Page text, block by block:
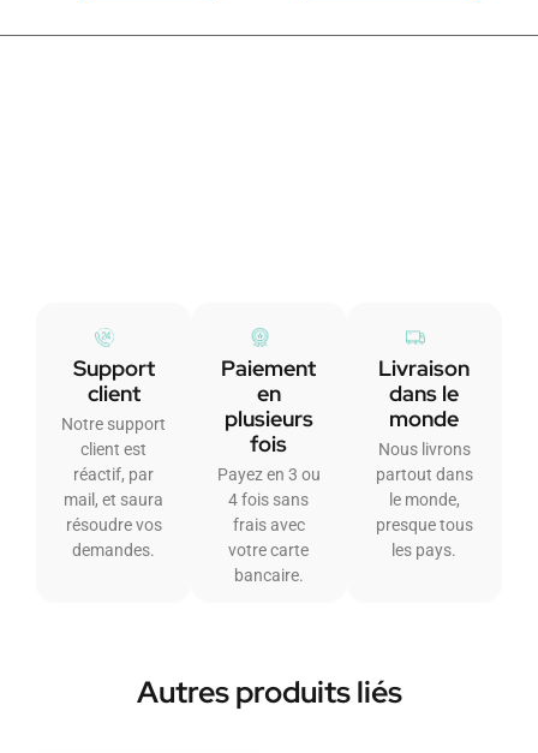
Support
client
Notre support
client est
réactif, par
mail, et saura
résoudre vos
demandes.
Paiement
en
plusieurs
fois
Payez en 3 ou
4 fois sans
frais avec
votre carte
bancaire.
Livraison
dans le
monde
Nous livrons
partout dans
le monde,
presque tous
les pays.
Autres produits liés